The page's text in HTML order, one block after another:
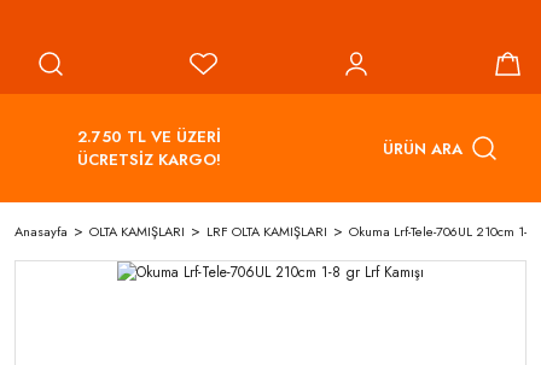
2.750 TL VE ÜZERİ
ÜCRETSİZ KARGO!
ÜRÜN ARA
Anasayfa OLTA KAMIŞLARI LRF OLTA KAMIŞLARI Okuma Lrf-Tele-706UL 210cm 1-8